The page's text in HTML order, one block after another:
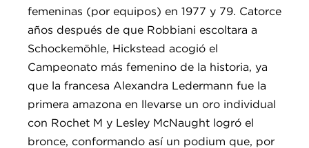
femeninas (por equipos) en 1977 y 79. Catorce
años después de que Robbiani escoltara a
Schockemöhle, Hickstead acogió el
Campeonato más femenino de la historia, ya
que la francesa Alexandra Ledermann fue la
primera amazona en llevarse un oro individual
con Rochet M y Lesley McNaught logró el
bronce, conformando así un podium que, por